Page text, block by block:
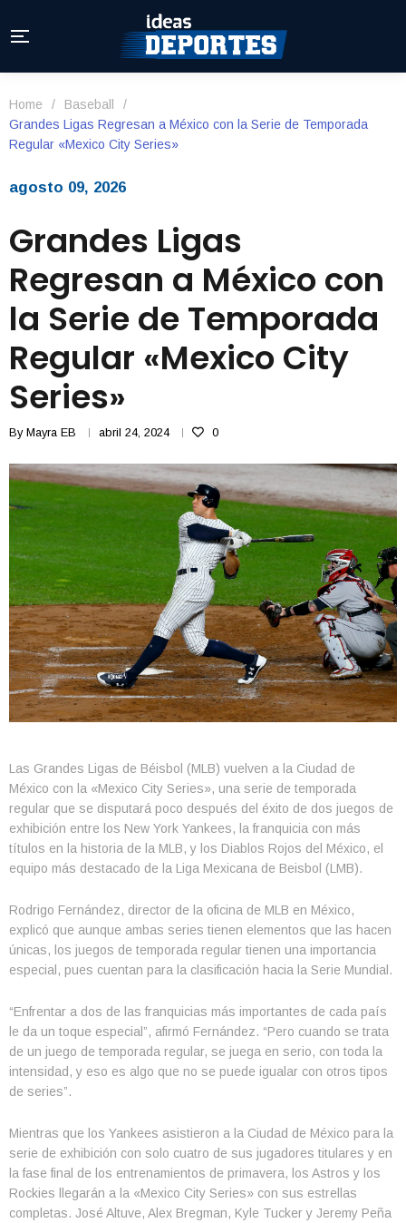
Home / Baseball
/
Grandes Ligas Regresan a México con la Serie de Temporada
Regular «Mexico City Series»
agosto 09, 2026
Grandes Ligas
Regresan a México con
la Serie de Temporada
Regular «Mexico City
Series»
By Mayra EB abril 24, 2024 0
Las Grandes Ligas de Béisbol (MLB) vuelven a la Ciudad de
México con la «Mexico City Series», una serie de temporada
regular que se disputará poco después del éxito de dos juegos de
exhibición entre los New York Yankees, la franquicia con más
títulos en la historia de la MLB, y los Diablos Rojos del México, el
equipo más destacado de la Liga Mexicana de Beisbol (LMB).
Rodrigo Fernández, director de la oficina de MLB en México,
explicó que aunque ambas series tienen elementos que las hacen
únicas, los juegos de temporada regular tienen una importancia
especial, pues cuentan para la clasificación hacia la Serie Mundial.
“Enfrentar a dos de las franquicias más importantes de cada país
le da un toque especial”, afirmó Fernández. “Pero cuando se trata
de un juego de temporada regular, se juega en serio, con toda la
intensidad, y eso es algo que no se puede igualar con otros tipos
de series”.
Mientras que los Yankees asistieron a la Ciudad de México para la
serie de exhibición con solo cuatro de sus jugadores titulares y en
la fase final de los entrenamientos de primavera, los Astros y los
Rockies llegarán a la «Mexico City Series» con sus estrellas
completas. José Altuve, Alex Bregman, Kyle Tucker y Jeremy Peña